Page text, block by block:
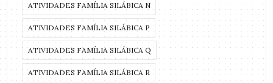
ATIVIDADES FAMÍLIA SILÁBICA N
ATIVIDADES FAMÍLIA SILÁBICA P
ATIVIDADES FAMÍLIA SILÁBICA Q
ATIVIDADES FAMÍLIA SILÁBICA R